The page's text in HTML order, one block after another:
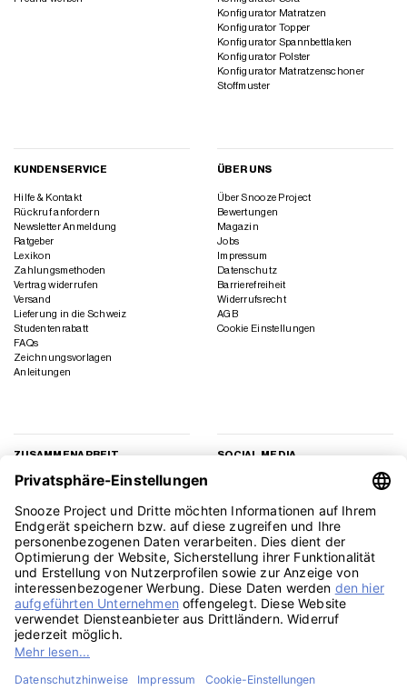
Konfigurator Matratzen
Konfigurator Topper
Konfigurator Spannbettlaken
Konfigurator Polster
Konfigurator Matratzenschoner
Stoffmuster
KUNDENSERVICE
Hilfe & Kontakt
Rückruf anfordern
Newsletter Anmeldung
Ratgeber
Lexikon
Zahlungsmethoden
Vertrag widerrufen
Versand
Lieferung in die Schweiz
Studentenrabatt
FAQs
Zeichnungsvorlagen
Anleitungen
ÜBER UNS
Über Snooze Project
Bewertungen
Magazin
Jobs
Impressum
Datenschutz
Barrierefreiheit
Widerrufsrecht
AGB
Cookie Einstellungen
ZUSAMMENARBEIT
Geschäftskunden
Presse
Affiliate Marketing
SOCIAL MEDIA
TikTok
YouTube
Pinterest
LinkedIn
PayPal Visa MasterCardKlarna Sepa